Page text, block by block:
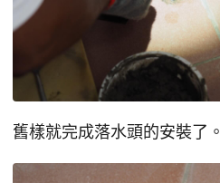
舊樣就完成落水頭的安裝了。